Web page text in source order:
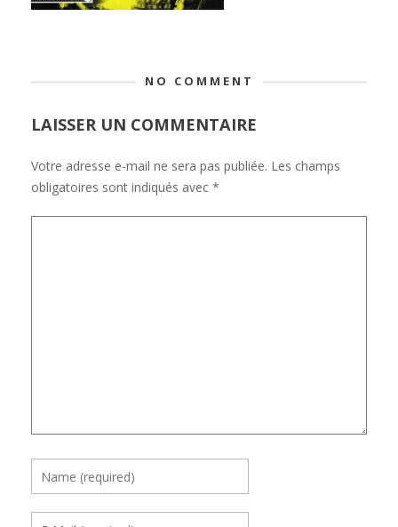
NO COMMENT
LAISSER UN COMMENTAIRE
Votre adresse e-mail ne sera pas publiée. Les champs
obligatoires sont indiqués avec *